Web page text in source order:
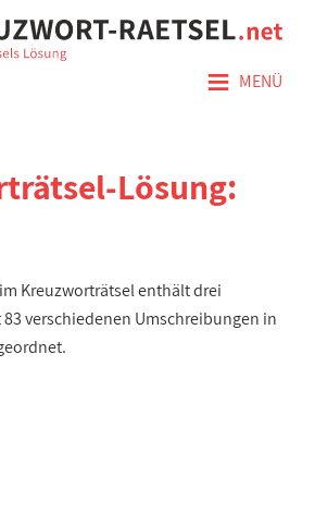
≡ MENÜ
Lösung:
im Kreuzworträtsel enthält drei
verschiedenen Umschreibungen in